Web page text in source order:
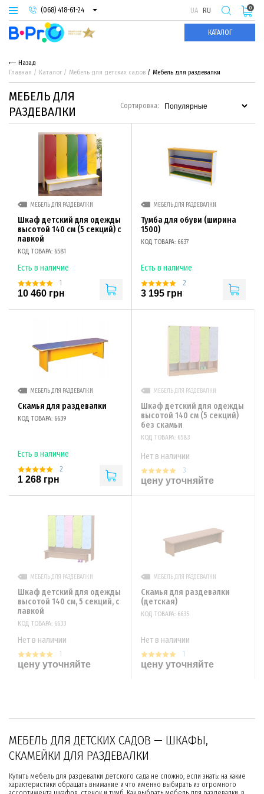
(068) 418-61-24
(093) 974-66-94
(095) 987-29-55
UA RU
КАТАЛОГ
0
Назад
Главная
Каталог Мебель для детских садов Мебель для раздевалки
МЕБЕЛЬ ДЛЯ
РАЗДЕВАЛКИ
Сортировка:
МЕБЕЛЬ ДЛЯ РАЗДЕВАЛКИ
Шкаф детский для одежды
высотой 140 см (5 секций) с
лавкой
КОД ТОВАРА: 6581
Есть в наличие
1
10 460 грн
МЕБЕЛЬ ДЛЯ РАЗДЕВАЛКИ
Тумба для обуви (ширина
1500)
КОД ТОВАРА: 6637
Есть в наличие
2
3 195 грн
МЕБЕЛЬ ДЛЯ РАЗДЕВАЛКИ
Скамья для раздевалки
КОД ТОВАРА: 6639
Есть в наличие
2
1 268 грн
МЕБЕЛЬ ДЛЯ РАЗДЕВАЛКИ
Шкаф детский для одежды
высотой 140 см (5 секций)
без скамьи
КОД ТОВАРА: 6583
Нет в наличии
3
цену уточняйте
МЕБЕЛЬ ДЛЯ РАЗДЕВАЛКИ
Шкаф детский для одежды
высотой 140 см, 5 секций, с
лавкой
КОД ТОВАРА: 6633
Нет в наличии
1
цену уточняйте
МЕБЕЛЬ ДЛЯ РАЗДЕВАЛКИ
Скамья для раздевалки
(детская)
КОД ТОВАРА: 6635
Нет в наличии
1
цену уточняйте
МЕБЕЛЬ ДЛЯ ДЕТСКИХ САДОВ — ШКАФЫ,
СКАМЕЙКИ ДЛЯ РАЗДЕВАЛКИ
Купить мебель для раздевалки детского сада не сложно, если знать: на какие
характеристики обращать внимание и что именно выбирать из огромного